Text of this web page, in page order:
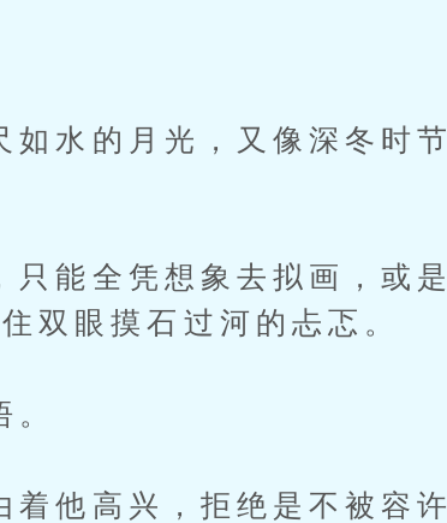
水的月光，又像深冬时节
能全凭想象去拟画，或是
双眼摸石过河的忐忑。
他高兴，拒绝是不被容许